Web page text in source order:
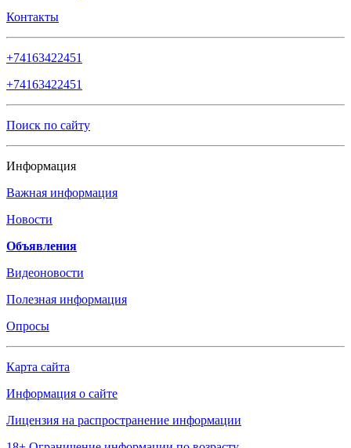
Контакты
+74163422451
+74163422451
Поиск по сайту
Информация
Важная информация
Новости
Объявления
Видеоновости
Полезная информация
Опросы
Карта сайта
Информация о сайте
Лицензия на распространение информации